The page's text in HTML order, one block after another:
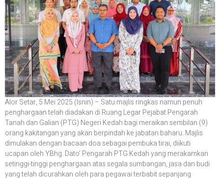
Alor Setar, 5 Mei 2025 (Isnin) – Satu majlis ringkas namun penuh
penghargaan telah diadakan di Ruang Legar Pejabat Pengarah
Tanah dan Galian (PTG) Negeri Kedah bagi meraikan sembilan (9)
orang kakitangan yang akan berpindah ke jabatan baharu. Majlis
dimulakan dengan bacaan doa sebagai pembuka tirai, diikuti
ucapan oleh YBhg. Dato’ Pengarah PTG Kedah yang merakamkan
setinggi-tinggi penghargaan atas segala sumbangan, jasa dan budi
yang telah dicurahkan oleh para pegawai terbabit sepanjang